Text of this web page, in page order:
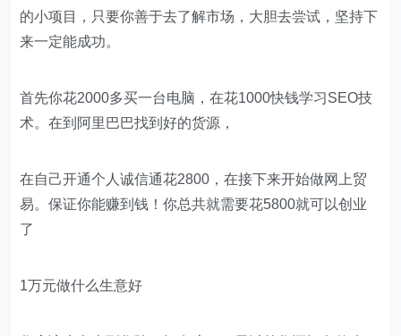
的小项目，只要你善于去了解市场，大胆去尝试，坚持下
来一定能成功。
首先你花2000多买一台电脑，在花1000快钱学习SEO技
术。在到阿里巴巴找到好的货源，
在自己开通个人诚信通花2800，在接下来开始做网上贸
易。保证你能赚到钱！你总共就需要花5800就可以创业
了
1万元做什么生意好